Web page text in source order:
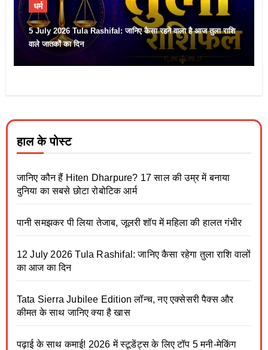
धर्म
5 July 2026 Tula Rashifal: जानिए कैसा रहने वाला है आज तुला राशि
वाले जातकों का दिन
हाल के पोस्ट
जानिए कौन हैं Hiten Dharpure? 17 साल की उम्र में बनाया
दुनिया का सबसे छोटा रोबोटिक आर्म
पानी समझकर पी लिया तेजाब, जूलरी शॉप में महिला की हालत गंभीर
12 July 2026 Tula Rashifal: जानिए कैसा रहेगा तुला राशि वालों
का आज का दिन
Tata Sierra Jubilee Edition लॉन्च, नए एक्सेसरी पैक्स और
कीमत के साथ जानिए क्या है खास
पढ़ाई के साथ कमाई! 2026 में स्टूडेंट्स के लिए टॉप 5 मनी-मेकिंग